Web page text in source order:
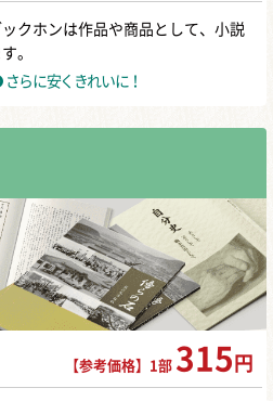
クホンは作品や商品として、小説
。
さらに安くきれいに！
【参考価格】1部 315 円